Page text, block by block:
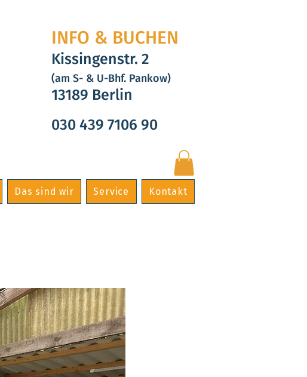
INFO & BUCHEN
Kissingenstr. 2
(am S- & U-Bhf. Pankow)
13189 Berlin
030 439 7106 90
Das sind wir Service Kontakt